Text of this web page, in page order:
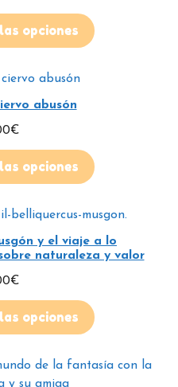
opciones
abusón
€
opciones
y el viaje a lo
naturaleza y valor
€
opciones